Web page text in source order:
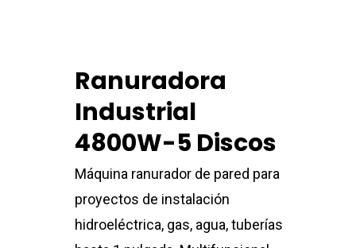
Ranuradora
Industrial
4800W-5 Discos
Máquina ranurador de pared para
proyectos de instalación
hidroeléctrica, gas, agua, tuberías